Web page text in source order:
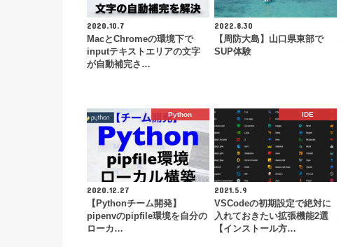
2020.10.7
MacとChromeの環境下で
inputテキストエリアの文字
が自動補完さ…
2022.8.30
【周防大島】山口県東部で
SUP体験
Python
2020.12.27
【Pythonチーム開発】
pipenvのpipfile環境を自分の
ローカ…
IDE
2021.5.9
VSCodeの初期設定で絶対に
入れておきたい拡張機能2選
【インストール方…